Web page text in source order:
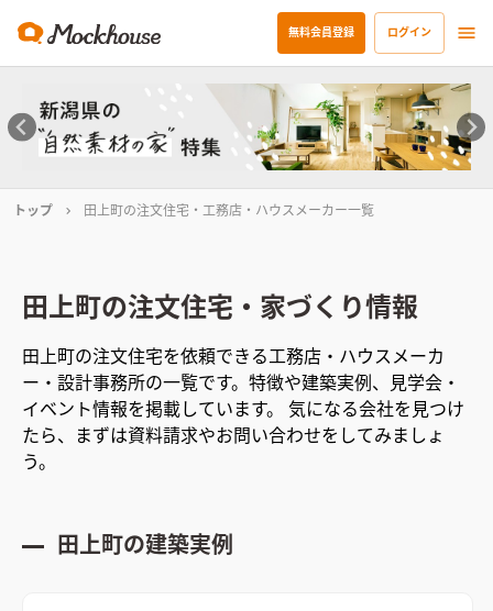
無料会員登録 ログイン
トップ 田上町の注文住宅・工務店・ハウスメーカー一覧
田上町の注文住宅・家づくり情報
田上町の注文住宅を依頼できる工務店・ハウスメーカ
ー・設計事務所の一覧です。特徴や建築実例、見学会・
イベント情報を掲載しています。 気になる会社を見つけ
たら、まずは資料請求やお問い合わせをしてみましょ
う。
田上町 の建築実例